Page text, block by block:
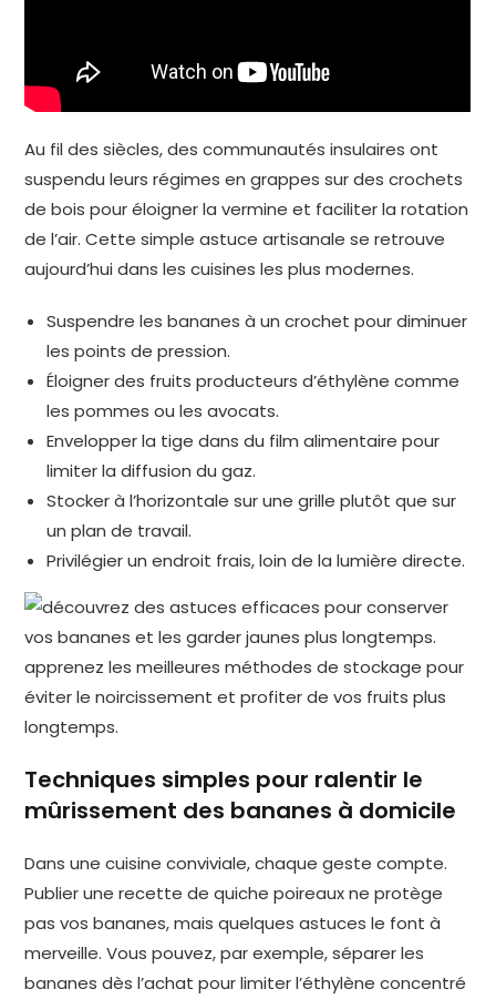
Au fil des siècles, des communautés insulaires ont
suspendu leurs régimes en grappes sur des crochets
de bois pour éloigner la vermine et faciliter la rotation
de l’air. Cette simple astuce artisanale se retrouve
aujourd’hui dans les cuisines les plus modernes.
Suspendre les bananes à un crochet pour diminuer
les points de pression.
Éloigner des fruits producteurs d’éthylène comme
les pommes ou les avocats.
Envelopper la tige dans du film alimentaire pour
limiter la diffusion du gaz.
Stocker à l’horizontale sur une grille plutôt que sur
un plan de travail.
Privilégier un endroit frais, loin de la lumière directe.
Techniques simples pour ralentir le
mûrissement des bananes à domicile
Dans une cuisine conviviale, chaque geste compte.
Publier une recette de quiche poireaux ne protège
pas vos bananes, mais quelques astuces le font à
merveille. Vous pouvez, par exemple, séparer les
bananes dès l’achat pour limiter l’éthylène concentré